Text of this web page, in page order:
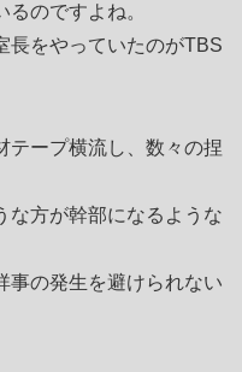
のですよね。
長をやっていたのがTBS
テープ横流し、数々の捏
な方が幹部になるような
事の発生を避けられない